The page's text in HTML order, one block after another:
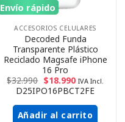
Envío rápido
ACCESORIOS CELULARES
Decoded Funda
Transparente Plástico
Reciclado Magsafe iPhone
16 Pro
$32.990 $18.990 IVA Incl.
D25IPO16PBCT2FE
Añadir al carrito